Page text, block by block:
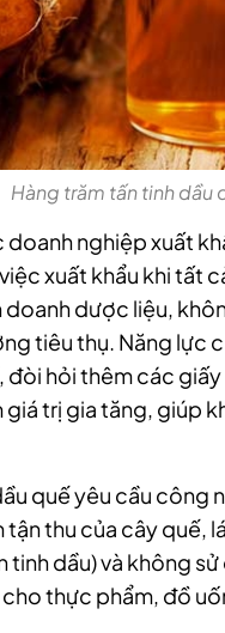
Hàng trăm tấn tinh
doanh nghiệp xuất
xuất khẩu khi tất
doanh dược liệu,
tiêu thụ. Năng lực
đòi hỏi thêm các
giá trị gia tăng, giúp
quế yêu cầu công
thu của cây quế,
tinh dầu) và không
thực phẩm, đồ